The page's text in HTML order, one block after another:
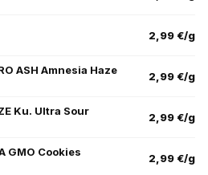
2,99 €/g
ASH Amnesia Haze 2,99 €/g
Ku. Ultra Sour 2,99 €/g
GMO Cookies 2,99 €/g